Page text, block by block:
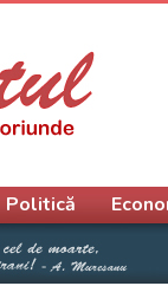
Politică